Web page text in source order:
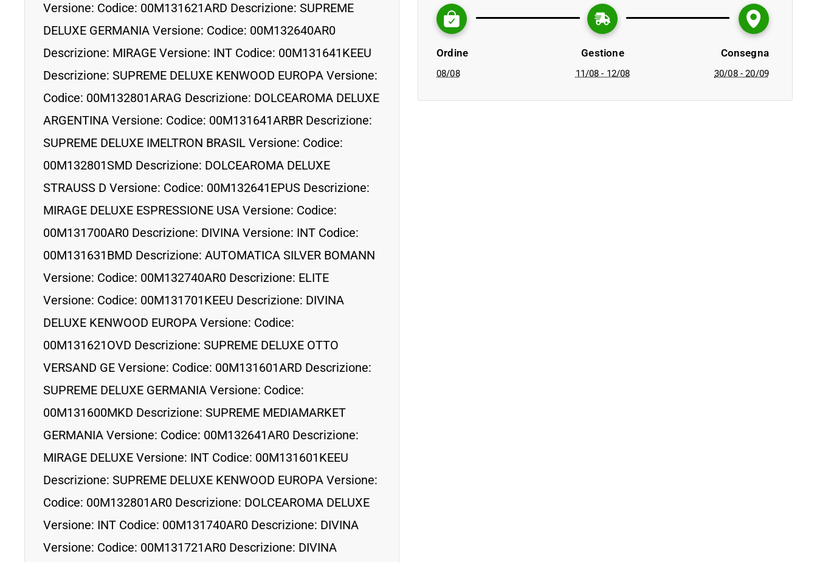
Ordine
08/08
Gestione
11/08 - 12/08
Consegna
30/08 - 20/09
Versione: Codice: 00M131621ARD Descrizione: SUPREME
DELUXE GERMANIA Versione: Codice: 00M132640AR0
Descrizione: MIRAGE Versione: INT Codice: 00M131641KEEU
Descrizione: SUPREME DELUXE KENWOOD EUROPA Versione:
Codice: 00M132801ARAG Descrizione: DOLCEAROMA DELUXE
ARGENTINA Versione: Codice: 00M131641ARBR Descrizione:
SUPREME DELUXE IMELTRON BRASIL Versione: Codice:
00M132801SMD Descrizione: DOLCEAROMA DELUXE
STRAUSS D Versione: Codice: 00M132641EPUS Descrizione:
MIRAGE DELUXE ESPRESSIONE USA Versione: Codice:
00M131700AR0 Descrizione: DIVINA Versione: INT Codice:
00M131631BMD Descrizione: AUTOMATICA SILVER BOMANN
Versione: Codice: 00M132740AR0 Descrizione: ELITE
Versione: Codice: 00M131701KEEU Descrizione: DIVINA
DELUXE KENWOOD EUROPA Versione: Codice:
00M131621OVD Descrizione: SUPREME DELUXE OTTO
VERSAND GE Versione: Codice: 00M131601ARD Descrizione:
SUPREME DELUXE GERMANIA Versione: Codice:
00M131600MKD Descrizione: SUPREME MEDIAMARKET
GERMANIA Versione: Codice: 00M132641AR0 Descrizione:
MIRAGE DELUXE Versione: INT Codice: 00M131601KEEU
Descrizione: SUPREME DELUXE KENWOOD EUROPA Versione:
Codice: 00M132801AR0 Descrizione: DOLCEAROMA DELUXE
Versione: INT Codice: 00M131740AR0 Descrizione: DIVINA
Versione: Codice: 00M131721AR0 Descrizione: DIVINA